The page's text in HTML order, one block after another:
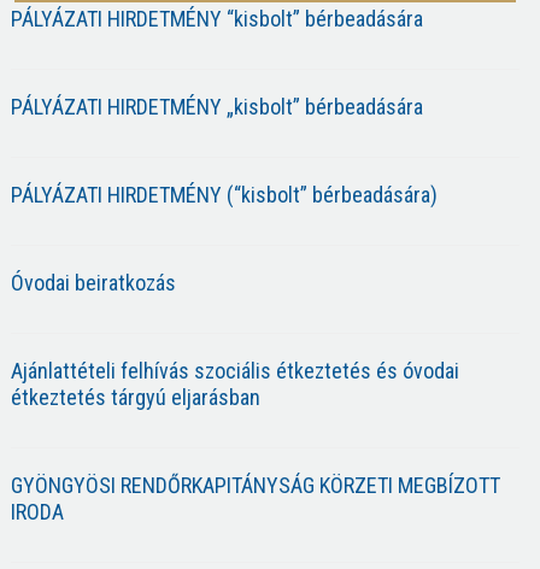
PÁLYÁZATI HIRDETMÉNY “kisbolt” bérbeadására
PÁLYÁZATI HIRDETMÉNY „kisbolt” bérbeadására
PÁLYÁZATI HIRDETMÉNY (“kisbolt” bérbeadására)
Óvodai beiratkozás
Ajánlattételi felhívás szociális étkeztetés és óvodai
étkeztetés tárgyú eljarásban
GYÖNGYÖSI RENDŐRKAPITÁNYSÁG KÖRZETI MEGBÍZOTT
IRODA